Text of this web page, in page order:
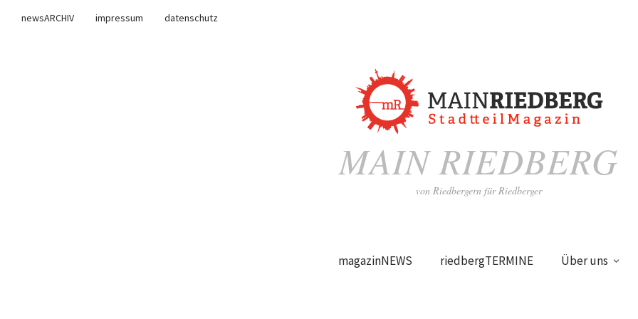
newsARCHIV impressum
datenschutz
MAIN RIEDBERG
von Riedbergern für Riedberger
magazinNEWS riedbergTERMINE Über uns